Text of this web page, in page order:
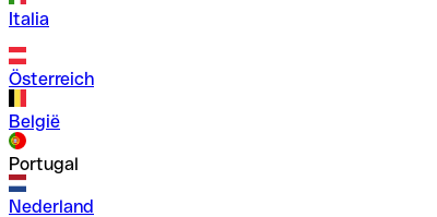
Italia
Österreich
België
Portugal
Nederland